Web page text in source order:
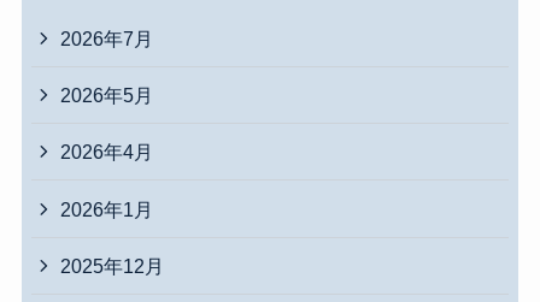
2026年7月
2026年5月
2026年4月
2026年1月
2025年12月